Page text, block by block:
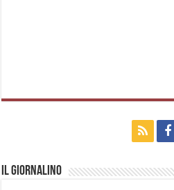
Il Giornalino